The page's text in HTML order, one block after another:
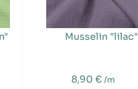
Musselin "lilac"
8,90 € /m